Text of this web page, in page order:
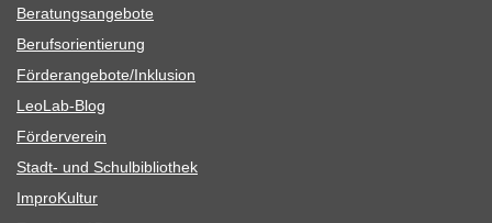
Bera­tungs­an­ge­bote
Berufs­ori­en­tie­rung
Förderangebote/​​Inklusion
Leo­Lab-Blog
För­der­ver­ein
Stadt- und Schulbibliothek
Impro­Kul­tur